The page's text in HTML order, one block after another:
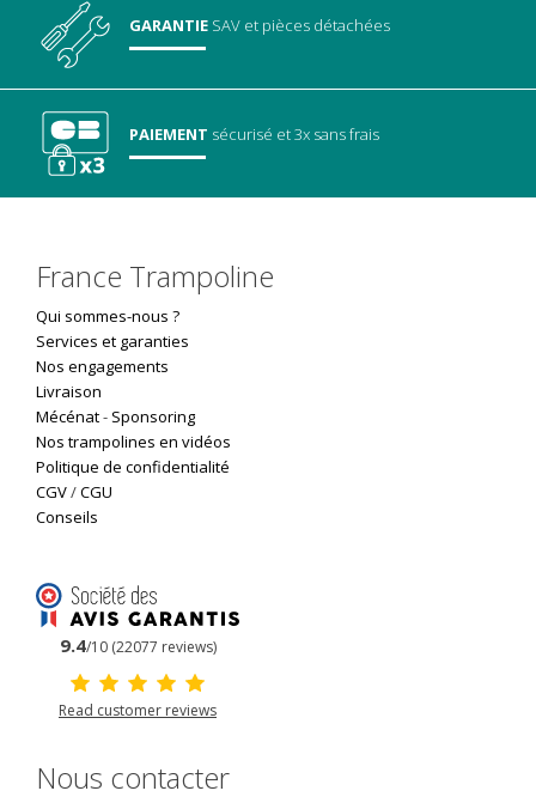
GARANTIE SAV et pièces détachées
PAIEMENT sécurisé et 3x sans frais
France Trampoline
Qui sommes-nous ?
Services et garanties
Nos engagements
Livraison
Mécénat- Sponsoring
Nos trampolines en vidéos
Politique de confidentialité
CGV/CGU
Conseils
9.4/10 (22077 reviews)
Read customer reviews
Nous contacter